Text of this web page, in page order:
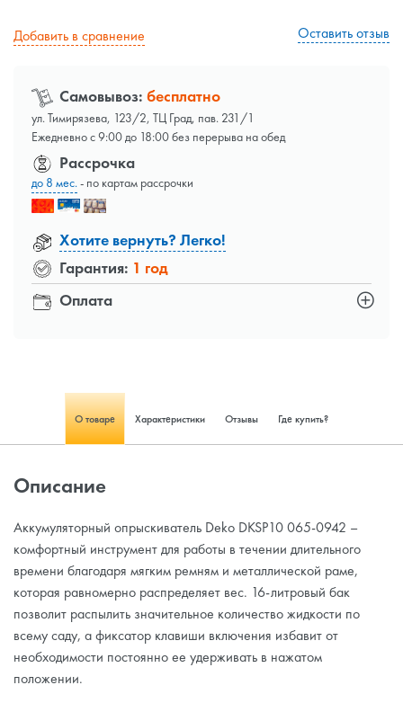
Добавить в сравнение Оставить отзыв
Самовывоз: бесплатно
ул. Тимирязева, 123/2, ТЦ Град, пав. 231/1
Ежедневно с 9:00 до 18:00 без перерыва на обед
Оплата
Рассрочка
до 8 мес.- по картам рассрочки
Хотите вернуть? Легко!
Гарантия: 1 год
О товаре Характеристики Отзывы Где купить?
Описание
Аккумуляторный опрыскиватель Deko DKSP10 065-0942 –
комфортный инструмент для работы в течении длительного
времени благодаря мягким ремням и металлической раме,
которая равномерно распределяет вес. 16-литровый бак
позволит распылить значительное количество жидкости по
всему саду, а фиксатор клавиши включения избавит от
необходимости постоянно ее удерживать в нажатом
положении.